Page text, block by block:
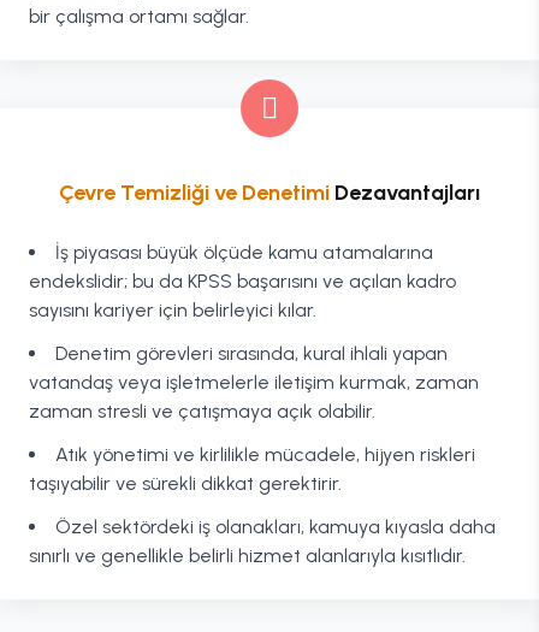
bir çalışma ortamı sağlar.
Çevre Temizliği ve Denetimi Dezavantajları
İş piyasası büyük ölçüde kamu atamalarına
endekslidir; bu da KPSS başarısını ve açılan kadro
sayısını kariyer için belirleyici kılar.
Denetim görevleri sırasında, kural ihlali yapan
vatandaş veya işletmelerle iletişim kurmak, zaman
zaman stresli ve çatışmaya açık olabilir.
Atık yönetimi ve kirlilikle mücadele, hijyen riskleri
taşıyabilir ve sürekli dikkat gerektirir.
Özel sektördeki iş olanakları, kamuya kıyasla daha
sınırlı ve genellikle belirli hizmet alanlarıyla kısıtlıdır.